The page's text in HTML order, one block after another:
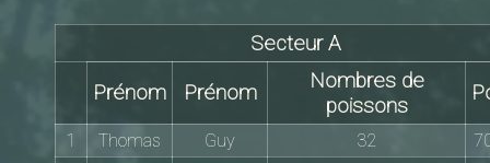
Secteur A
Prénom
Prénom
Nombres de
poissons
1 Thomas Guy 32